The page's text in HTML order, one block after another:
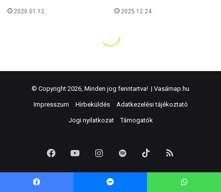
© Copyright 2026, Minden jog fenntartva! | Vasárnap.hu
Impresszum Hírbeküldés Adatkezelési tájékoztató
Jogi nyilatkozat Támogatók
FacebookYouTubeInstagram
Spotify TikTok